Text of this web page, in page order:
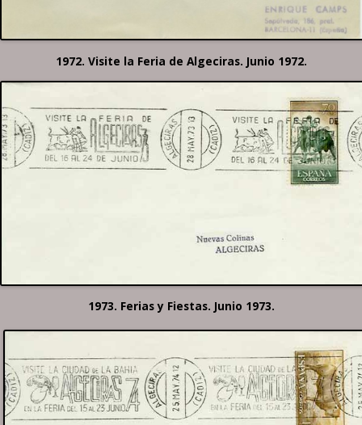
1972. Visite la Feria de Algeciras. Junio 1972.
1973. Ferias y Fiestas. Junio 1973.